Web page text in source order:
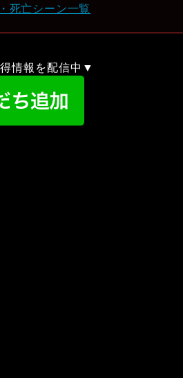
死亡シーン一覧
情報を配信中▼